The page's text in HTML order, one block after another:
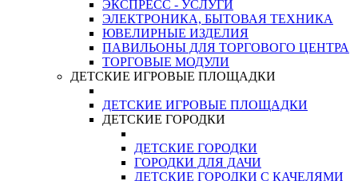
ЭКСПРЕСС - УСЛУГИ
ЭЛЕКТРОНИКА, БЫТОВАЯ ТЕХНИКА
ЮВЕЛИРНЫЕ ИЗДЕЛИЯ
ПАВИЛЬОНЫ ДЛЯ ТОРГОВОГО ЦЕНТРА
ТОРГОВЫЕ МОДУЛИ
ДЕТСКИЕ ИГРОВЫЕ ПЛОЩАДКИ
ДЕТСКИЕ ИГРОВЫЕ ПЛОЩАДКИ
ДЕТСКИЕ ГОРОДКИ
ДЕТСКИЕ ГОРОДКИ
ГОРОДКИ ДЛЯ ДАЧИ
ДЕТСКИЕ ГОРОДКИ С КАЧЕЛЯМИ